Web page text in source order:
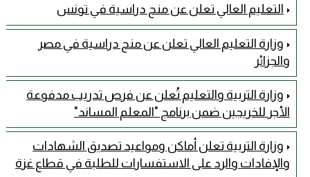
التعليم العالي تعلن عن منح دراسية في تونس
وزارة التعليم العالي تعلن عن منح دراسية في مصر
والجزائر
وزارة التربية والتعليم تُعلن عن فرص تدريب مدفوعة
الأجر للخريجين ضمن برنامج "المعلم المساند"
وزارة التربية تعلن أماكن ومواعيد تصديق الشهادات
والإفادات والرد على الاستفسارات للطلبة في قطاع غزة